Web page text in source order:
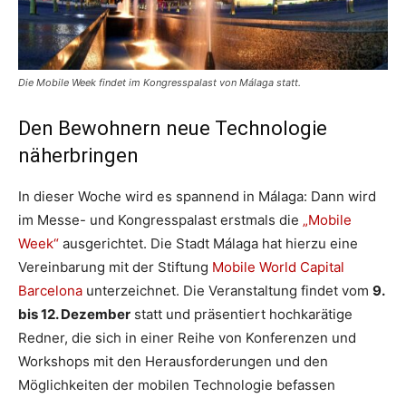
Die Mobile Week findet im Kongresspalast von Málaga statt.
Den Bewohnern neue Technologie
näherbringen
In dieser Woche wird es spannend in Málaga: Dann wird
im Messe- und Kongresspalast erstmals die „Mobile
Week“ ausgerichtet. Die Stadt Málaga hat hierzu eine
Vereinbarung mit der Stiftung Mobile World Capital
Barcelona unterzeichnet. Die Veranstaltung findet vom 9.
bis 12. Dezember statt und präsentiert hochkarätige
Redner, die sich in einer Reihe von Konferenzen und
Workshops mit den Herausforderungen und den
Möglichkeiten der mobilen Technologie befassen